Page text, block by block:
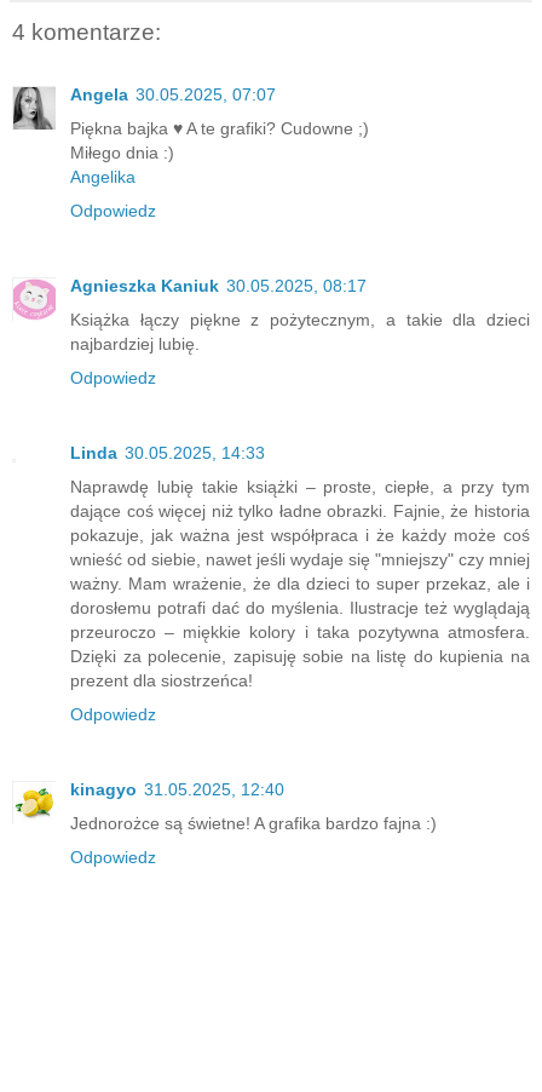
4 komentarze:
Angela 30.05.2025, 07:07
Piękna bajka ♥ A te grafiki? Cudowne ;)
Miłego dnia :)
Angelika
Odpowiedz
Agnieszka Kaniuk 30.05.2025, 08:17
Książka łączy piękne z pożytecznym, a takie dla dzieci
najbardziej lubię.
Odpowiedz
Linda 30.05.2025, 14:33
Naprawdę lubię takie książki – proste, ciepłe, a przy tym
dające coś więcej niż tylko ładne obrazki. Fajnie, że historia
pokazuje, jak ważna jest współpraca i że każdy może coś
wnieść od siebie, nawet jeśli wydaje się "mniejszy" czy mniej
ważny. Mam wrażenie, że dla dzieci to super przekaz, ale i
dorosłemu potrafi dać do myślenia. Ilustracje też wyglądają
przeuroczo – miękkie kolory i taka pozytywna atmosfera.
Dzięki za polecenie, zapisuję sobie na listę do kupienia na
prezent dla siostrzeńca!
Odpowiedz
kinagyo 31.05.2025, 12:40
Jednorożce są świetne! A grafika bardzo fajna :)
Odpowiedz